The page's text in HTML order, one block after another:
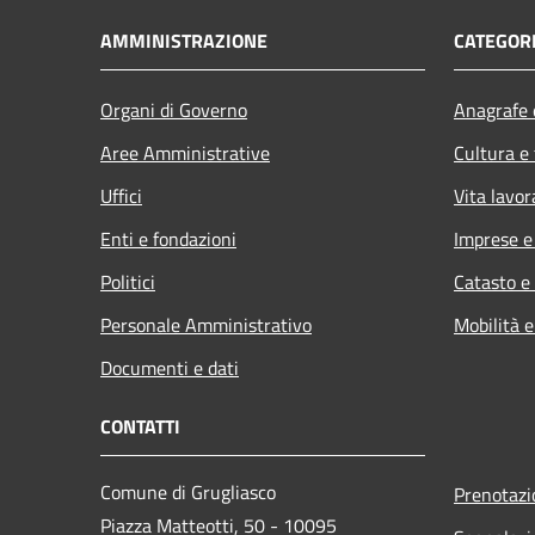
AMMINISTRAZIONE
Organi di Governo
Aree Amministrative
Uffici
Enti e fondazioni
Politici
Personale Amministrativo
Documenti e dati
Cultura
Vita
Imprese
Catasto
Mobilità
CONTATTI
Comune di Grugliasco
Piazza Matteotti, 50 - 10095